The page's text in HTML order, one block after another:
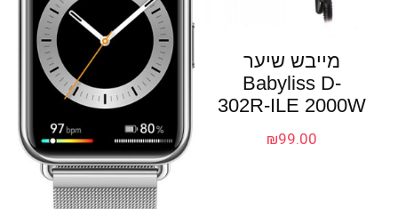
מייבש שיער
Babyliss D-
302R-ILE 2000W
₪99.00